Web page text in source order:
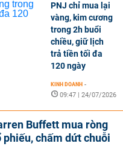
PNJ chỉ mua lại
vàng, kim cương
trong 2h buổi
chiều, giữ lịch
trả tiền tối đa
120 ngày
KINH DOANH -
09:47 | 24/07/2026
Buffett mua ròng
phiếu, chấm dứt chuỗi